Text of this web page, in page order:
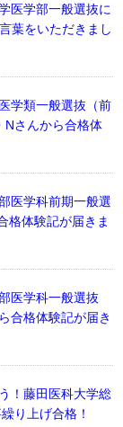
医学部一般選抜に
葉をいただきまし
学類一般選抜（前
Nさんから合格体
医学科前期一般選
格体験記が届きま
医学科一般選抜
合格体験記が届き
！藤田医科大学総
り上げ合格！